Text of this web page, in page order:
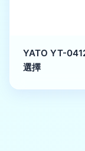
YATO YT-
選擇